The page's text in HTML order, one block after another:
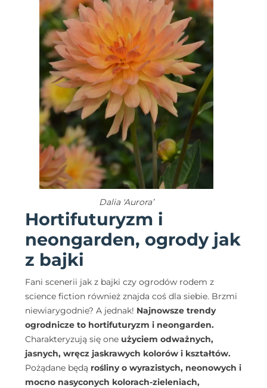
Dalia 'Aurora’
Hortifuturyzm i
neongarden, ogrody jak
z bajki
Fani scenerii jak z bajki czy ogrodów rodem z
science fiction również znajda coś dla siebie. Brzmi
niewiarygodnie? A jednak! Najnowsze trendy
ogrodnicze to hortifuturyzm i neongarden.
Charakteryzują się one użyciem odważnych,
jasnych, wręcz jaskrawych kolorów i kształtów.
Pożądane będą rośliny o wyrazistych, neonowych i
mocno nasyconych kolorach-zieleniach,